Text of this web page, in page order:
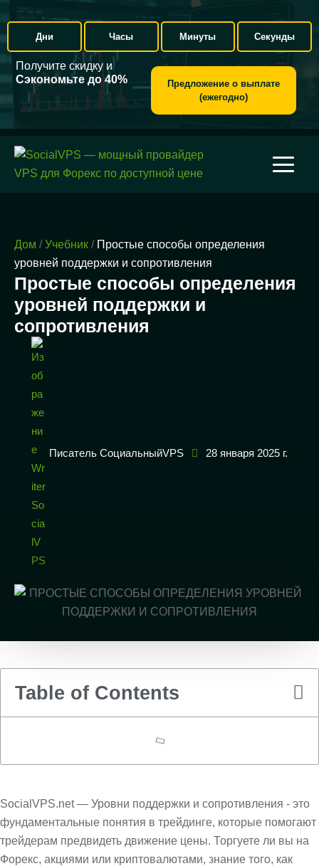
Дни Часы Минуты Секунды
Получите скидку и
Сэкономьте до 40%
Предложение о выплате
(ежегодно)
Дом / Учебник /Простые способы определения
уровней поддержки и сопротивления
Простые способы определения
уровней поддержки и
сопротивления
Писатель СоциальныйVPS 28 января 2025 г.
Table of Contents
SocialVPS.net — Уровни поддержки и сопротивления - это
фундаментальные понятия в трейдинге, которые помогают
трейдерам предвидеть движение цены. Торгуете ли вы на
Форекс, акциями или криптовалютами, знание того, как